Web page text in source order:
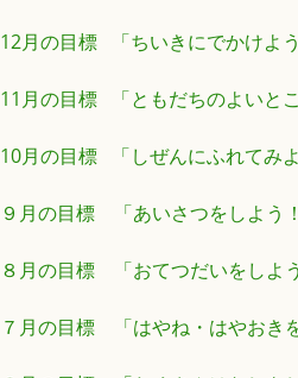
12月の目標 「ちいきにでかけよう
11月の目標 「ともだちのよいと
10月の目標 「しぜんにふれてみよ
９月の目標 「あいさつをしよう！
８月の目標 「おてつだいをしよ
７月の目標 「はやね・はやおき